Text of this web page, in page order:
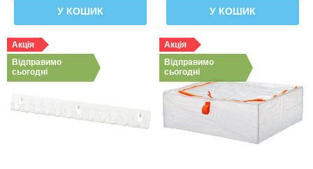
У КОШИК У КОШИК
Акція
Відправимо
сьогодні
Акція
Відправимо
сьогодні